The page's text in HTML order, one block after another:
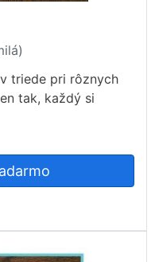
triede pri rôznych
tak, každý si